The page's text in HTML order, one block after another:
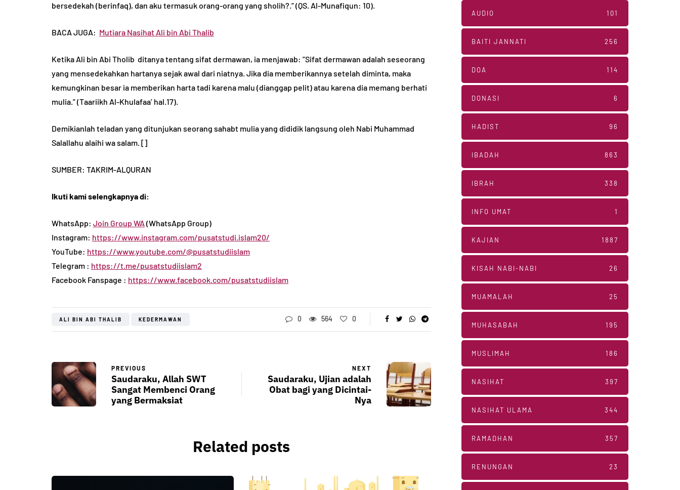
bersedekah (berinfaq), dan aku termasuk orang-orang yang sholih?.” (QS. Al-Munafiqun: 10).
BACA JUGA: Mutiara Nasihat Ali bin Abi Thalib
Ketika Ali bin Abi Tholib ditanya tentang sifat dermawan, ia menjawab: ”Sifat dermawan adalah seseorang
yang mensedekahkan hartanya sejak awal dari niatnya. Jika dia memberikannya setelah diminta, maka
kemungkinan besar ia memberikan harta tadi karena malu (dianggap pelit) atau karena dia memang berhati
mulia.” (Taariikh Al-Khulafaa’ hal.17).
Demikianlah teladan yang ditunjukan seorang sahabt mulia yang dididik langsung oleh Nabi Muhammad
Salallahu alaihi wa salam. []
SUMBER: TAKRIM-ALQURAN
Ikuti kami selengkapnya di:
WhatsApp: Join Group WA(WhatsApp Group)
Instagram: https://www.instagram.com/pusatstudi.islam20/
YouTube: https://www.youtube.com/@pusatstudiislam
Telegram : https://t.me/pusatstudiislam2
Facebook Fanspage : https://www.facebook.com/pusatstudiislam
ALI BIN ABI THALIB KEDERMAWAN 0 564 0
PREVIOUS
Saudaraku, Allah SWT
Sangat Membenci Orang
yang Bermaksiat
NEXT
Saudaraku, Ujian adalah
Obat bagi yang Dicintai-
Nya
Related posts
AUDIO 101
BAITI JANNATI 256
DOA 114
DONASI 6
HADIST 96
IBADAH 863
IBRAH 338
INFO UMAT 1
KAJIAN 1887
KISAH NABI-NABI 26
MUAMALAH 25
MUHASABAH 195
MUSLIMAH 186
NASIHAT 397
NASIHAT ULAMA 344
RAMADHAN 357
RENUNGAN 23